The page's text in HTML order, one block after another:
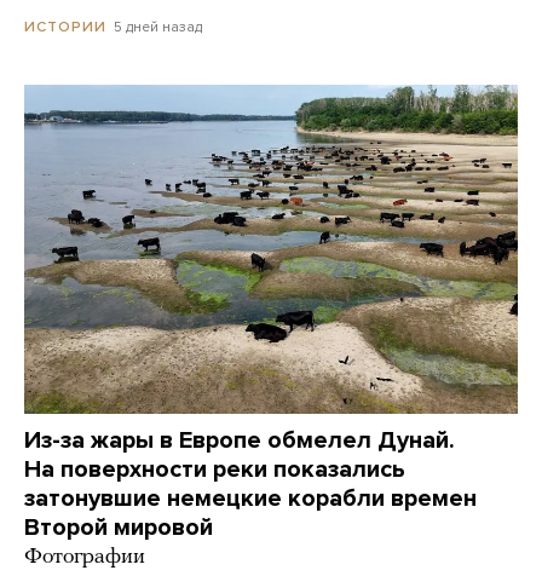
ИСТОРИИ 5 дней назад
Из-за жары в Европе обмелел Дунай.
На поверхности реки показались
затонувшие немецкие корабли времен
Второй мировой
Фотографии